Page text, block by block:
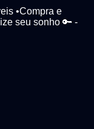
•Compra e
seu sonho 🔑 -